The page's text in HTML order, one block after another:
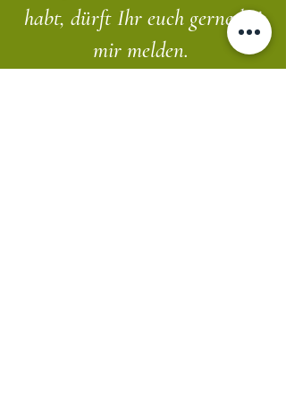
habt, dürft Ihr euch gerne bei
mir melden.